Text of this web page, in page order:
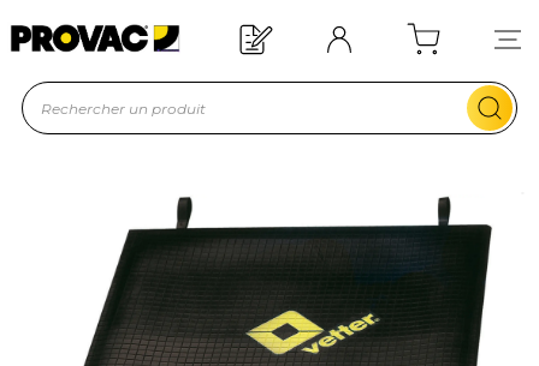
Offre de bienvenue : 20€ offerts !
En savoir plus